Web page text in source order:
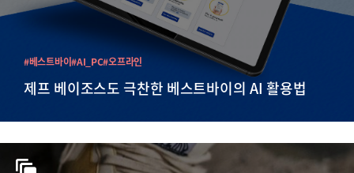
제프 베이조스도 극찬한 베스트바이의 AI 활용법
#베스트바이#AI_PC#오프라인